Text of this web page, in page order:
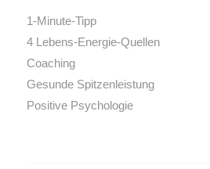
1-Minute-Tipp
4 Lebens-Energie-Quellen
Coaching
Gesunde Spitzenleistung
Positive Psychologie